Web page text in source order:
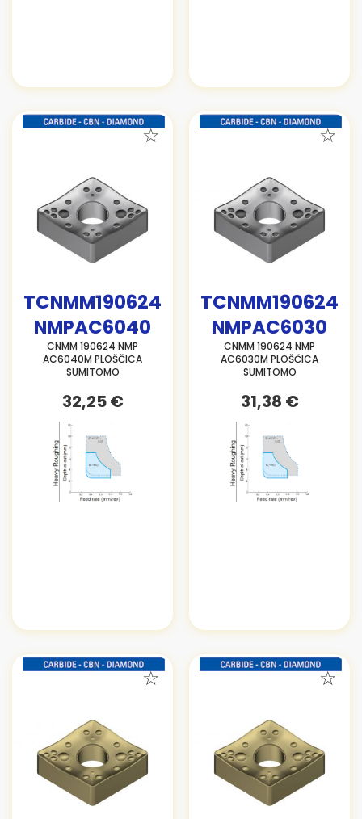
TCNMM190624
NMPAC6040
CNMM 190624 NMP
AC6040M PLOŠČICA
SUMITOMO
32,25 €
TCNMM190624
NMPAC6030
CNMM 190624 NMP
AC6030M PLOŠČICA
SUMITOMO
31,38 €